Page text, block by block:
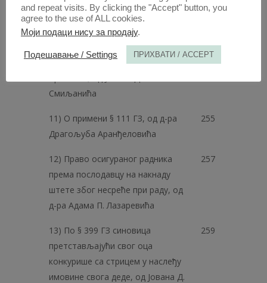
зак., од Јована Д. Смиљанића
10) Прекорачење нужне одбране
учињено услед јаке
раздражености из § 24 од. III in fine
Смиљанића
11) О примени § 111 ГЗ, од д-ра
Драгољуба Аранђеловића
255
12) Право осигураног радника
према послодавцу на накнаду
штете због несреће при раду, од
д-ра Адама П. Лазаревића
257
13) По § 399 ГЗ синовица
претстављајући свог оца
конкурише са стрицем у наслеђу
имовине свога деде, од Јована Д.
259
and repeat visits. By clicking the "Accept" button, you
agree to the use of ALL cookies.
Моји подаци нису за продају.
Подешавање / Settings ПРИХВАТИ / ACCEPT